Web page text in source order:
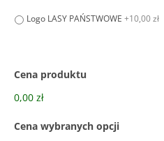
Logo LASY PAŃSTWOWE +10,00 zł
Cena produktu
0,00 zł
Cena wybranych opcji